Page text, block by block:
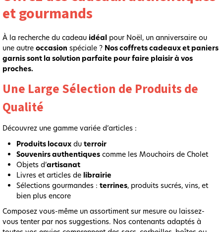
et gourmands
À la recherche du cadeau idéal pour Noël, un anniversaire ou
une autre occasion spéciale ? Nos coffrets cadeaux et paniers
garnis sont la solution parfaite pour faire plaisir à vos
proches.
Une Large Sélection de Produits de
Qualité
Découvrez une gamme variée d’articles :
Produits locaux du terroir
Souvenirs authentiques comme les Mouchoirs de Cholet
Objets d’artisanat
Livres et articles de librairie
Sélections gourmandes : terrines, produits sucrés, vins, et
bien plus encore
Composez vous-même un assortiment sur mesure ou laissez-
vous tenter par nos suggestions. Nos contenants adaptés à